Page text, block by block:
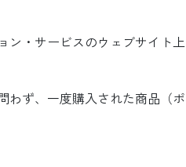
・サービスのウェブサイト
ず、一度購入された商品（